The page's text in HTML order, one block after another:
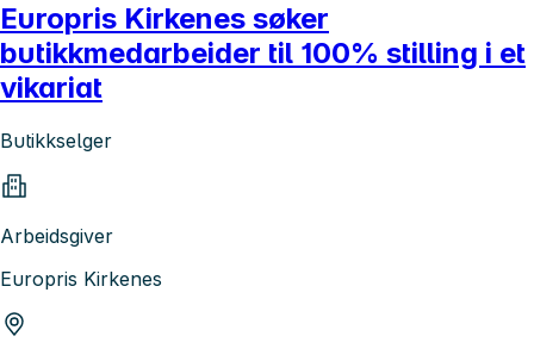
Europris Kirkenes søker
butikkmedarbeider til 100% stilling i et
vikariat
Butikkselger
Arbeidsgiver
Europris Kirkenes